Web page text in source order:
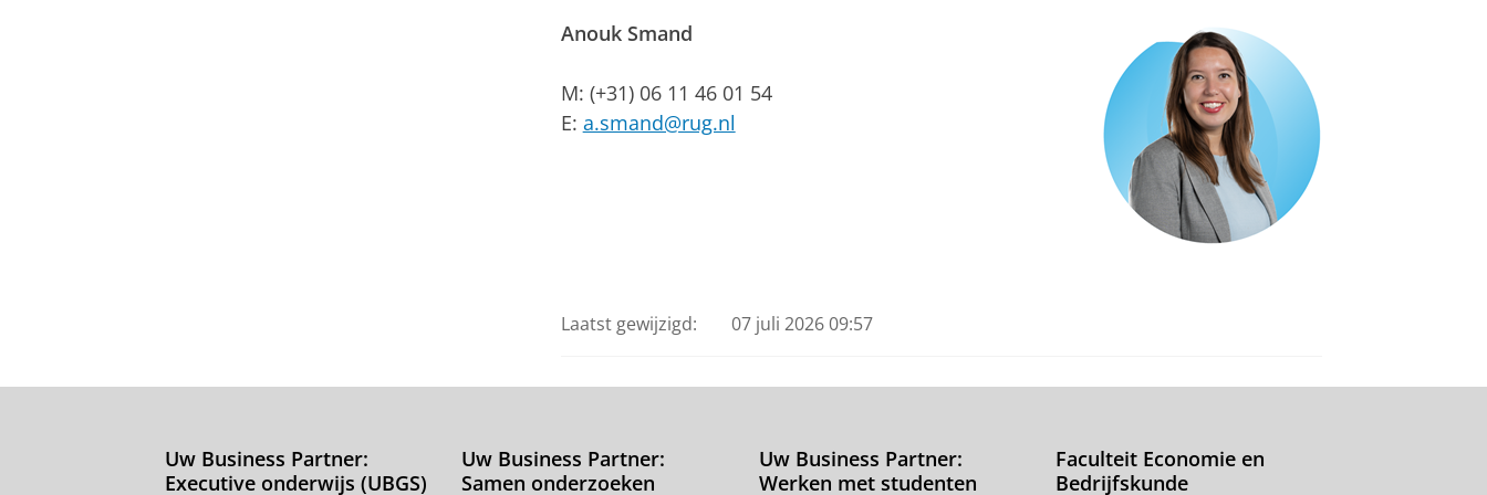
Anouk Smand
M: (+31) 06 11 46 01 54
E: a.smand@rug.nl
Laatst gewijzigd: 07 juli 2026 09:57
Uw Business Partner:
Executive onderwijs (UBGS)
Uw Business Partner:
Samen onderzoeken
Uw Business Partner:
Werken met studenten
Faculteit Economie en
Bedrijfskunde